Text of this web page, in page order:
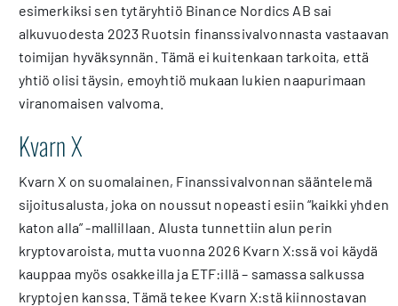
esimerkiksi sen tytäryhtiö Binance Nordics AB sai
alkuvuodesta 2023 Ruotsin finanssivalvonnasta vastaavan
toimijan hyväksynnän. Tämä ei kuitenkaan tarkoita, että
yhtiö olisi täysin, emoyhtiö mukaan lukien naapurimaan
viranomaisen valvoma.
Kvarn X
Kvarn X on suomalainen, Finanssivalvonnan sääntelemä
sijoitusalusta, joka on noussut nopeasti esiin “kaikki yhden
katon alla” -mallillaan. Alusta tunnettiin alun perin
kryptovaroista, mutta vuonna 2026 Kvarn X:ssä voi käydä
kauppaa myös osakkeilla ja ETF:illä – samassa salkussa
kryptojen kanssa. Tämä tekee Kvarn X:stä kiinnostavan